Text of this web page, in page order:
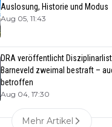
Auslosung, Historie und Modus
Aug 05, 11:43
DRA veröffentlicht
Barneveld zweimal bestraft –
betroffen
Aug 04, 17:30
Mehr Artikel